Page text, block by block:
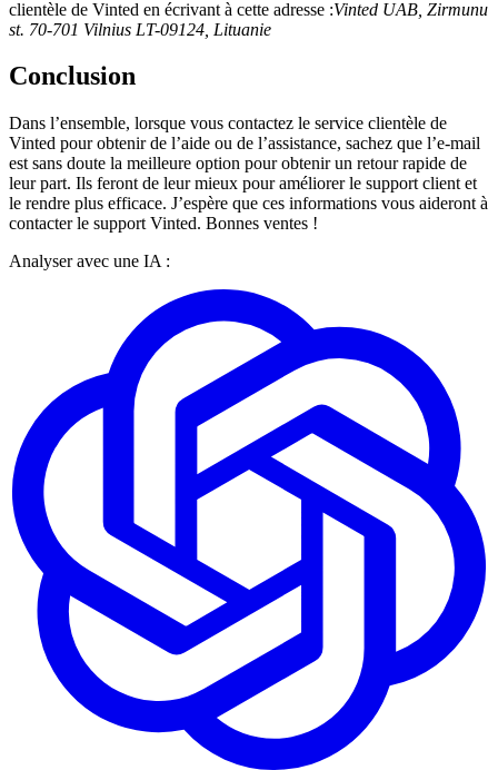
clientèle de Vinted en écrivant à cette adresse :Vinted UAB, Zirmunu
st. 70-701 Vilnius LT-09124, Lituanie
Conclusion
Dans l’ensemble, lorsque vous contactez le service clientèle de
Vinted pour obtenir de l’aide ou de l’assistance, sachez que l’e-mail
est sans doute la meilleure option pour obtenir un retour rapide de
leur part. Ils feront de leur mieux pour améliorer le support client et
le rendre plus efficace. J’espère que ces informations vous aideront à
contacter le support Vinted. Bonnes ventes !
Analyser avec une IA :